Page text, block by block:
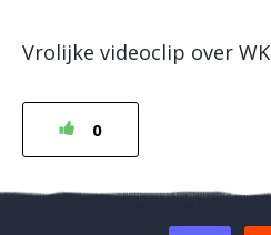
Vrolijke videoclip over WK
0